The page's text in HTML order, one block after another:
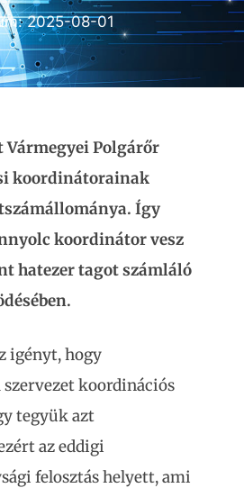
2025-08-01
Vármegyei Polgárőr
koordinátorainak
Így
koordinátor vesz
hatezer tagot számláló
igényt, hogy
koordinációs
tegyük azt
az eddigi
felosztás helyett, ami